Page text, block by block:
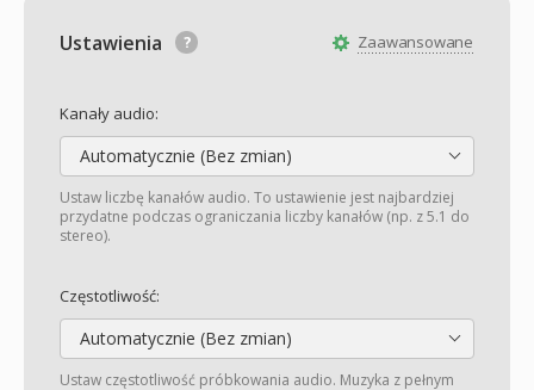
Zaawansowane
Ustawienia
Kanały audio:
Automatycznie (Bez zmian)
Ustaw liczbę kanałów audio. To ustawienie jest najbardziej
przydatne podczas ograniczania liczby kanałów (np. z 5.1 do
stereo).
Częstotliwość:
Automatycznie (Bez zmian)
Ustaw częstotliwość próbkowania audio. Muzyka z pełnym